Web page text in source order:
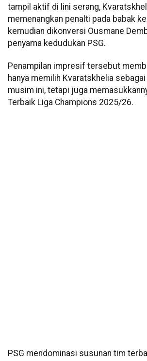
tampil aktif di lini serang,
memenangkan penalti pada babak
kemudian dikonversi Ousmane
penyama kedudukan PSG.
Penampilan impresif tersebut
hanya memilih Kvaratskhelia
musim ini, tetapi juga
Terbaik Liga Champions 2025/26.
PSG mendominasi susunan tim